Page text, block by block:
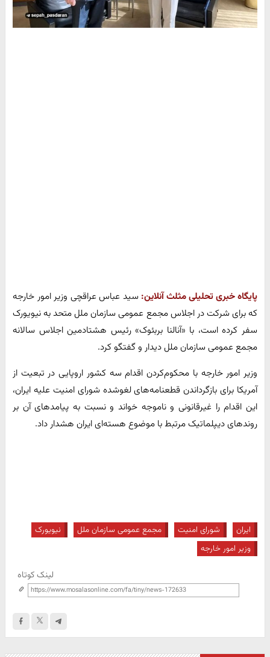
پایگاه خبری تحلیلی مثلث آنلاین: سید عباس عراقچی وزیر امور خارجه
که برای شرکت در اجلاس مجمع عمومی سازمان ملل متحد به نیویورک
سفر کرده است، با «آنالنا بربئوک» رئیس هشتادمین اجلاس سالانه
مجمع عمومی سازمان ملل دیدار و گفتگو کرد.
وزیر امور خارجه با محکوم‌کردن اقدام سه کشور اروپایی در تبعیت از
آمریکا برای بازگرداندن قطعنامه‌های لغوشده شورای امنیت علیه ایران،
این اقدام را غیرقانونی و ناموجه خواند و نسبت به پیامدهای آن بر
روندهای دیپلماتیک مرتبط با موضوع هسته‌ای ایران هشدار داد.
ایران شورای امنیت مجمع عمومی سازمان ملل
نیویورک
وزیر امور خارجه
لینک کوتاه